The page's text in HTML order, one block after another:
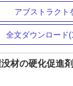
アブストラクト
全文ダウンロード
材の硬化促進